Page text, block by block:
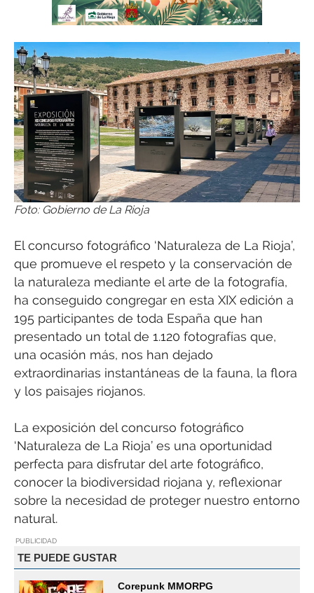
Foto: Gobierno de La Rioja
El concurso fotográfico ‘Naturaleza de La Rioja’,
que promueve el respeto y la conservación de
la naturaleza mediante el arte de la fotografía,
ha conseguido congregar en esta XIX edición a
195 participantes de toda España que han
presentado un total de 1.120 fotografías que,
una ocasión más, nos han dejado
extraordinarias instantáneas de la fauna, la flora
y los paisajes riojanos.
La exposición del concurso fotográfico
‘Naturaleza de La Rioja’ es una oportunidad
perfecta para disfrutar del arte fotográfico,
conocer la biodiversidad riojana y, reflexionar
sobre la necesidad de proteger nuestro entorno
natural.
PUBLICIDAD
TE PUEDE GUSTAR
Corepunk MMORPG